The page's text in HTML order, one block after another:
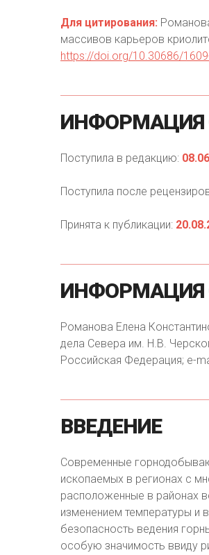
Для цитирования:
массивов карьеров
https://doi.org/10.30686/
ИНФОРМАЦИЯ
Поступила в редакцию:
Поступила после
Принята к публикации:
ИНФОРМАЦИЯ
Романова Елена
дела Севера им. Н.В.
Российская Федерация; e-
ВВЕДЕНИЕ
Современные
ископаемых в регионах с
расположенные в районах
изменением температуры и
безопасность ведения
особую значимость ввиду